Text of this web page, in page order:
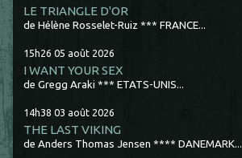
LE TRIANGLE D'OR
de Hélène Rosselet-Ruiz *** FRANCE...
15h26 05 août 2026
I WANT YOUR SEX
de Gregg Araki *** ETATS-UNIS...
14h38 03 août 2026
THE LAST VIKING
de Anders Thomas Jensen **** DANEMARK...